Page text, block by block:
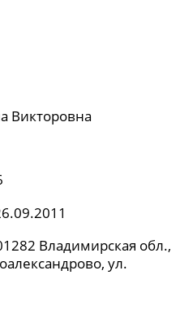
Викторовна
Владимирская обл.,
ул.